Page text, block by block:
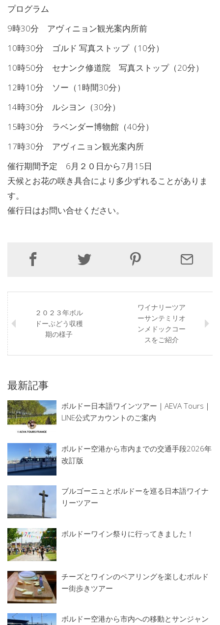
プログラム
9時30分 アヴィニョン観光案内所前
10時30分 ゴルド 写真ストップ（10分）
10時50分 セナンク修道院 写真ストップ（20分）
12時10分 ソー（1時間30分）
14時30分 ルシヨン（30分）
15時30分 ラベンダー博物館（40分）
17時30分 アヴィニョン観光案内所
催行期間予定 6月２０日から7月15日
天候とお花の咲き具合により多少ずれることがありま
す。
催行日はお問い合せください。
２０２３年ボル
ドーぶどう収穫
期の様子
ワイナリーツア
ーサンテミリオ
ンメドックコー
スをご紹介
最新記事
ボルドー日本語ワインツアー｜AEVA Tours｜
LINE公式アカウントのご案内
ボルドー空港から市内までの交通手段2026年
改訂版
ブルゴーニュとボルドーを巡る日本語ワイナ
リーツアー
ボルドーワイン祭りに行ってきました！
チーズとワインのペアリングを楽しむボルド
ー街歩きツアー
ボルドー空港から市内への移動とサンジャン